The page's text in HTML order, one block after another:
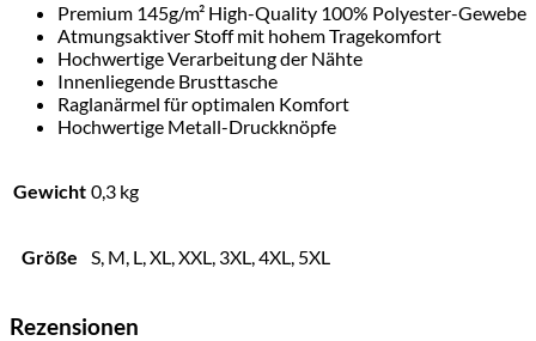
Premium 145g/m² High-Quality 100% Polyester-Gewebe
Atmungsaktiver Stoff mit hohem Tragekomfort
Hochwertige Verarbeitung der Nähte
Innenliegende Brusttasche
Raglanärmel für optimalen Komfort
Hochwertige Metall-Druckknöpfe
Gewicht 0,3 kg
Größe S, M, L, XL, XXL, 3XL, 4XL, 5XL
Rezensionen